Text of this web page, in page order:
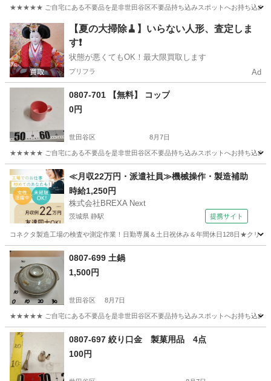
★★★★★ ご自宅にある不要品を是非世田谷区不要品持ち込みスポットへお持ち込みし
東京 世田谷区 手帳 スポット
【夏の大掃除🧹】いらない人形、査定しま
す❗️
状態が悪くてもOK！最大限買取します
プリフラ Ad
0807-701 【無料】 コップ
0円
世田谷区 8月7日
★★★★★ ご自宅にある不要品を是非世田谷区不要品持ち込みスポットへお持ち込みし
東京 世田谷区 食器 スポット
≪月収22万円・派遣社員≫機械操作・製造補助
時給1,250円
株式会社BREXA Next
茨城県 静駅 提携サイト
コネクタ製造工場の検査や測定作業！日勤専属＆土日祝休み＆年間休日128日★クリ
茨城 常陸大宮市 その他
0807-699 土鍋
1,500円
世田谷区 8月7日
★★★★★ ご自宅にある不要品を是非世田谷区不要品持ち込みスポットへお持ち込みし
東京 世田谷区 調理器具 土鍋
0807-697 絞り口金 製菓用品 4点
100円